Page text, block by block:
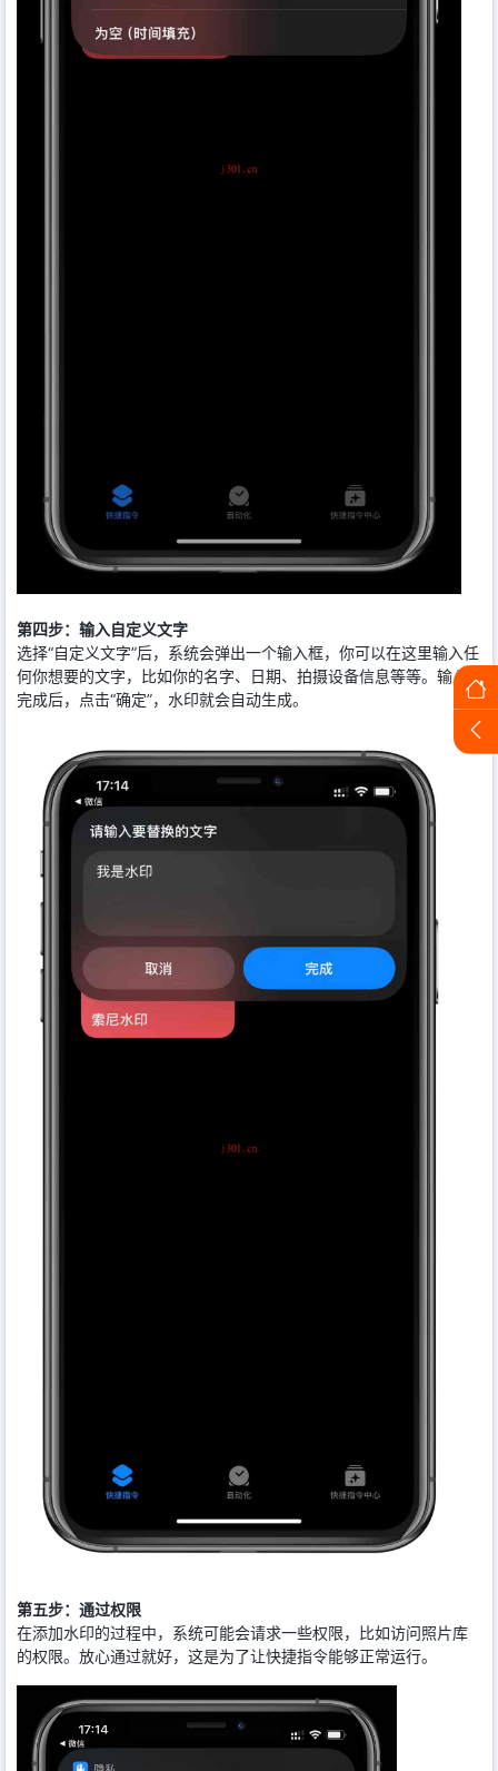
第四步：输入自定义文字
选择“自定义文字”后，系统会弹出一个输入框，你可以在这里输入任
何你想要的文字，比如你的名字、日期、拍摄设备信息等等。输入
完成后，点击“确定”，水印就会自动生成。
第五步：通过权限
在添加水印的过程中，系统可能会请求一些权限，比如访问照片库
的权限。放心通过就好，这是为了让快捷指令能够正常运行。